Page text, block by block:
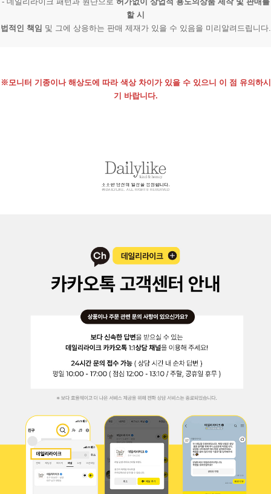
할 시
법적인 책임 및 그에 상응하는 판매 제재가 있을 수 있음을 미리알려드립니다.
※모니터 기종이나 해상도에 따라 색상 차이가 있을 수 있으니 이 점 유의하시
기 바랍니다.